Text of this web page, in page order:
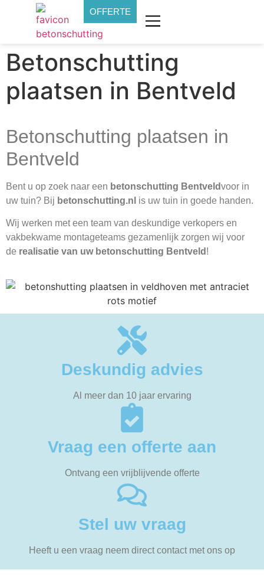
OFFERTE
Betonschutting
plaatsen in Bentveld
Betonschutting plaatsen in
Bentveld
Bent u op zoek naar een betonschutting Bentveldvoor in
uw tuin? Bij betonschutting.nl is uw tuin in goede handen.
Wij werken met een team van deskundige verkopers en
vakbekwame montageteams gezamenlijk zorgen wij voor
de realisatie van uw betonschutting Bentveld !
Deskundig advies
Al meer dan 10 jaar ervaring
Vraag een offerte aan
Ontvang een vrijblijvende offerte
Stel uw vraag
Heeft u een vraag neem direct contact met ons op